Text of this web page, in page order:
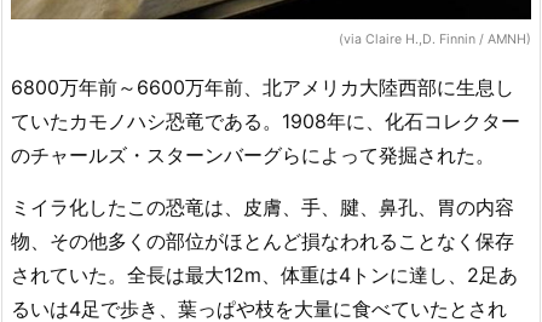
(via Claire H.,D. Finnin / AMNH)
6800万年前～6600万年前、北アメリカ大陸西部に生息し
ていたカモノハシ恐竜である。1908年に、化石コレクター
のチャールズ・スターンバーグらによって発掘された。
ミイラ化したこの恐竜は、皮膚、手、腱、鼻孔、胃の内容
物、その他多くの部位がほとんど損なわれることなく保存
されていた。全長は最大12m、体重は4トンに達し、2足あ
るいは4足で歩き、葉っぱや枝を大量に食べていたとされ